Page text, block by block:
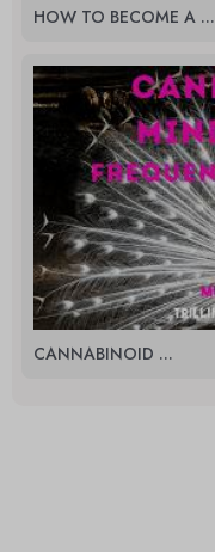
HOW TO BECOME A ...
CANNABINOID ...